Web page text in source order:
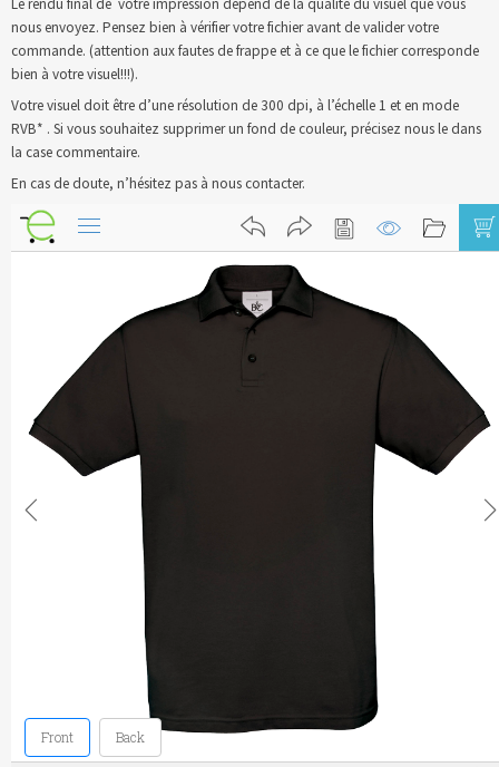
Blog
Contact & devis
Le rendu final de votre impression dépend de la qualité du visuel que vous
nous envoyez. Pensez bien à vérifier votre fichier avant de valider votre
commande. (attention aux fautes de frappe et à ce que le fichier corresponde
bien à votre visuel!!!).
Votre visuel doit être d’une résolution de 300 dpi, à l’échelle 1 et en mode
RVB* . Si vous souhaitez supprimer un fond de couleur, précisez nous le dans
la case commentaire.
En cas de doute, n’hésitez pas à nous contacter.